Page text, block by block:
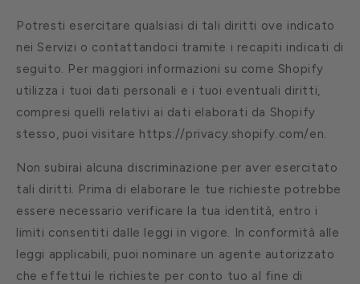
Potresti esercitare qualsiasi di tali diritti ove indicato
nei Servizi o contattandoci tramite i recapiti indicati di
seguito. Per maggiori informazioni su come Shopify
utilizza i tuoi dati personali e i tuoi eventuali diritti,
compresi quelli relativi ai dati elaborati da Shopify
stesso, puoi visitare https://privacy.shopify.com/en.
Non subirai alcuna discriminazione per aver esercitato
tali diritti. Prima di elaborare le tue richieste potrebbe
essere necessario verificare la tua identità, entro i
limiti consentiti dalle leggi in vigore. In conformità alle
leggi applicabili, puoi nominare un agente autorizzato
che effettui le richieste per conto tuo al fine di